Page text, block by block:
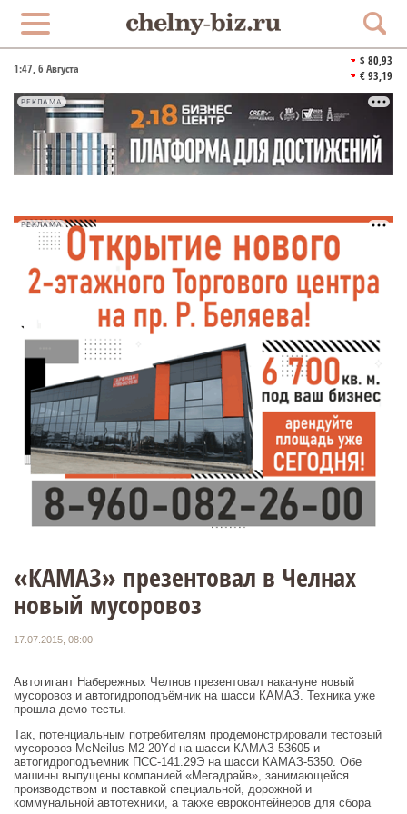
1:47, 6 Августа
$ 80,93
€ 93,19
РЕКЛАМА
РЕКЛАМА
«КАМАЗ» презентовал в Челнах
новый мусоровоз
17.07.2015, 08:00
Автогигант Набережных Челнов презентовал накануне новый
мусоровоз и автогидроподъёмник на шасси КАМАЗ. Техника уже
прошла демо-тесты.
Так, потенциальным потребителям продемонстрировали тестовый
мусоровоз McNeilus M2 20Yd на шасси КАМАЗ-53605 и
автогидроподъемник ПСС-141.29Э на шасси КАМАЗ-5350. Обе
машины выпущены компанией «Мегадрайв», занимающейся
производством и поставкой специальной, дорожной и
коммунальной автотехники, а также евроконтейнеров для сбора